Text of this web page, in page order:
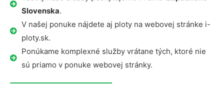
Slovenska.
V našej ponuke nájdete aj ploty na webovej stránke i-
ploty.sk.
Ponúkame komplexné služby vrátane tých, ktoré nie
sú priamo v ponuke webovej stránky.